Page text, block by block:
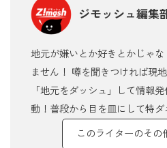
ジモッシュ編集
地元が嫌いとか好きとかじゃ
ません！ 噂を聞きつければ現
「地元をダッシュ」して情報
動！普段から目を皿にして特ダ
このライターのその